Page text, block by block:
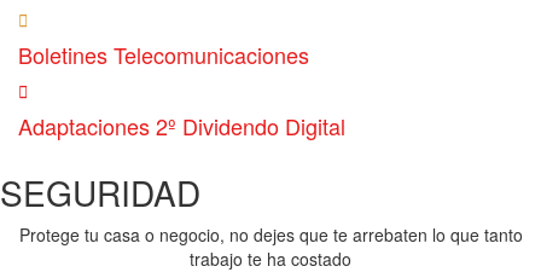
Boletines Telecomunicaciones
Adaptaciones 2º Dividendo Digital
SEGURIDAD
Protege tu casa o negocio, no dejes que te arrebaten lo que tanto
trabajo te ha costado